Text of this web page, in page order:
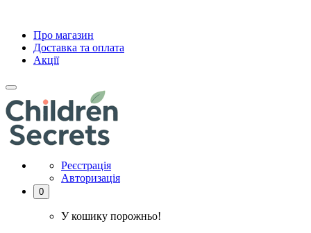
Про магазин
Доставка та оплата
Акції
Реєстрація
Авторизація
0
У кошику порожньо!